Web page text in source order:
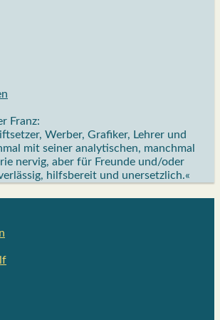
Franz:
Werber, Grafiker, Lehrer und
mit seiner analytischen, manchmal
nervig, aber für Freunde und/oder
hilfsbereit und unersetzlich.«